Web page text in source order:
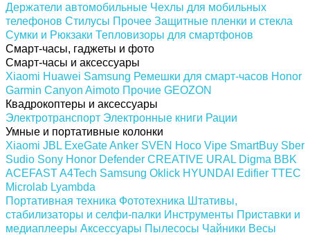
Держатели автомобильные Чехлы для мобильных
телефонов Стилусы Прочее Защитные пленки и стекла
Сумки и Рюкзаки Тепловизоры для смартфонов
Смарт-часы, гаджеты и фото
Смарт-часы и аксессуары
Xiaomi Huawei Samsung Ремешки для смарт-часов Honor
Garmin Canyon Aimoto Прочие GEOZON
Квадрокоптеры и аксессуары
Электротранспорт Электронные книги Рации
Умные и портативные колонки
Xiaomi JBL ExeGateAnker SVEN Hoco Vipe SmartBuy Sber
Sudio Sony Honor Defender CREATIVE URAL Digma BBK
ACEFASTA4Tech Samsung Oklick HYUNDAI Edifier TTEC
Microlab Lyambda
Портативная техника Фототехника Штативы,
стабилизаторы и селфи-палки Инструменты Приставки и
медиаплееры Аксессуары Пылесосы Чайники Весы